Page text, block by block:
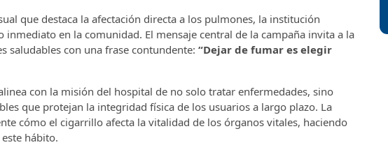
que destaca la afectación directa a los pulmones, la institución
inmediato en la comunidad. El mensaje central de la campaña invita a la
saludables con una frase contundente: “Dejar de fumar es elegir
con la misión del hospital de no solo tratar enfermedades, sino
que protejan la integridad física de los usuarios a largo plazo. La
cómo el cigarrillo afecta la vitalidad de los órganos vitales, haciendo
hábito.